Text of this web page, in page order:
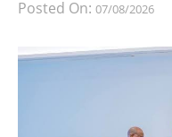
Posted On: 07/08/2026